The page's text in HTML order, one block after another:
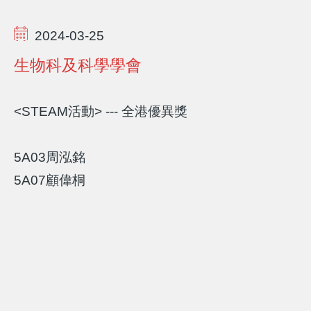
2024-03-25
生物科及科學學會
<STEAM活動> --- 全港優異獎
5A03周泓銘
5A07顧偉桐